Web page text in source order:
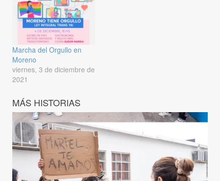
Marcha del Orgullo en
Moreno
viernes, 3 de diciembre de
2021
MÁS HISTORIAS